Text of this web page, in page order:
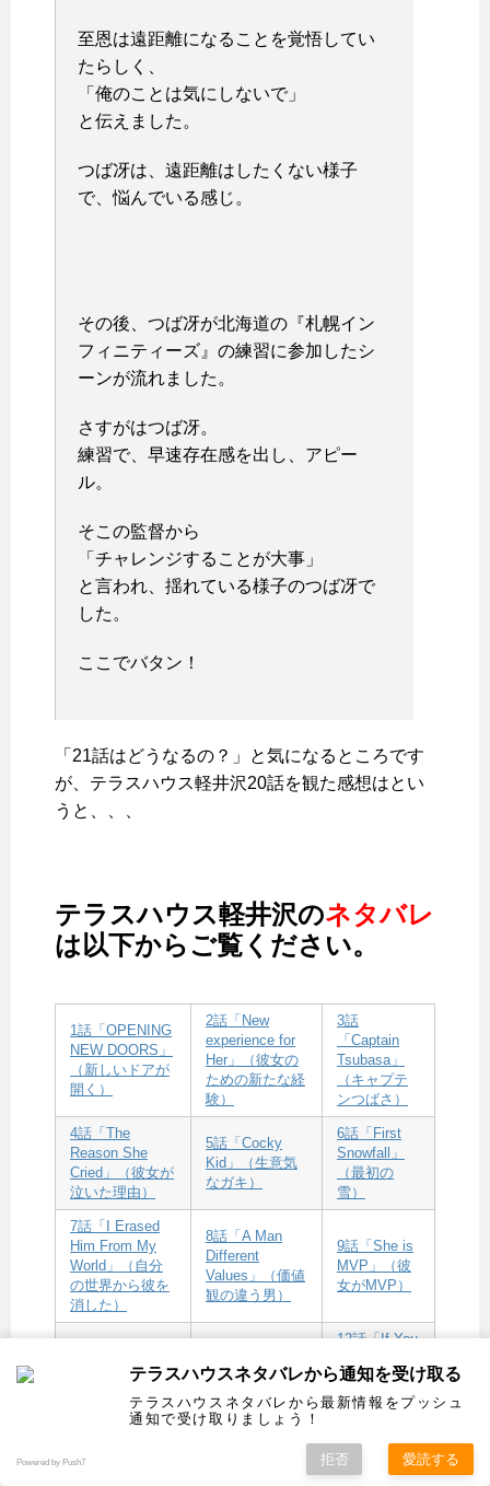
至恩は遠距離になることを覚悟してい
たらしく、
「俺のことは気にしないで」
と伝えました。
つば冴は、遠距離はしたくない様子
で、悩んでいる感じ。
その後、つば冴が北海道の『札幌イン
フィニティーズ』の練習に参加したシ
ーンが流れました。
さすがはつば冴。
練習で、早速存在感を出し、アピー
ル。
そこの監督から
「チャレンジすることが大事」
と言われ、揺れている様子のつば冴で
した。
ここでバタン！
「21話はどうなるの？」と気になるところです
が、テラスハウス軽井沢20話を観た感想はとい
うと、、、
テラスハウス軽井沢のネタバレ
は以下からご覧ください。
1話「OPENING
NEW DOORS」
（新しいドアが
開く）
2話「New
experience for
Her」（彼女の
ための新たな経
験）
3話
「Captain
Tsubasa」
（キャプテ
ンつばさ）
4話「The
Reason She
Cried」（彼女が
泣いた理由）
5話「Cocky
Kid」（生意気
なガキ）
6話「First
Snowfall」
（最初の
雪）
7話「I Erased
Him From My
World」（自分
の世界から彼を
消した）
8話「A Man
Different
Values」（価値
観の違う男）
9話「She is
MVP」（彼
女がMVP）
Christmas
リスマスの刺
Actor In a
Supporting
Role」（ベスト
脇役）
12話「If You
Five years
Younger」
15話「The
テラスハウスネタバレから通知を受け取る
テラスハウスネタバレから最新情報をプッシュ
通知で受け取りましょう！
Powered by Push7 拒否 愛読する